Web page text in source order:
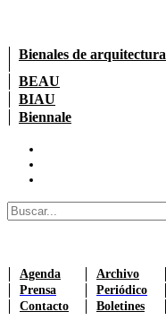
Bienales de arquitectura
BEAU
BIAU
Biennale
Agenda Archivo
Prensa
Periódico
Contacto
Boletines